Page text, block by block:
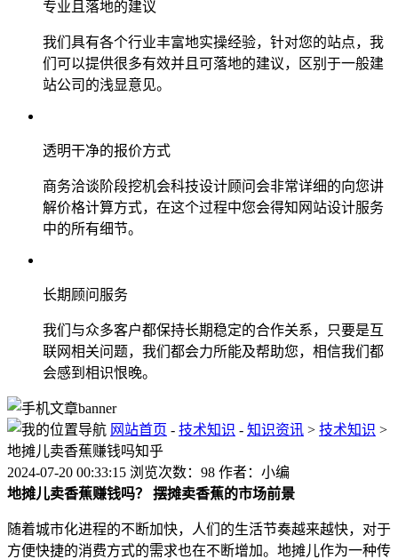
专业且落地的建议
我们具有各个行业丰富地实操经验，针对您的站点，我
们可以提供很多有效并且可落地的建议，区别于一般建
站公司的浅显意见。
透明干净的报价方式
商务洽谈阶段挖机会科技设计顾问会非常详细的向您讲
解价格计算方式，在这个过程中您会得知网站设计服务
中的所有细节。
长期顾问服务
我们与众多客户都保持长期稳定的合作关系，只要是互
联网相关问题，我们都会力所能及帮助您，相信我们都
会感到相识恨晚。
网站首页 - 技术知识 - 知识资讯 > 技术知识 >
地摊儿卖香蕉赚钱吗知乎
2024-07-20 00:33:15 浏览次数：98 作者：小编
地摊儿卖香蕉赚钱吗？
摆摊卖香蕉的市场前景
随着城市化进程的不断加快，人们的生活节奏越来越快，对于
方便快捷的消费方式的需求也在不断增加。地摊儿作为一种传